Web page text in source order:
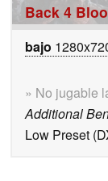
Back 4
bajo
» No jugable
Additional
Low Preset